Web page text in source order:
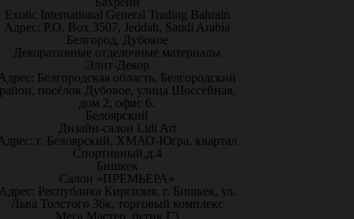
Exotic International General Trading Bahrain
Адрес: P.O. Box 3507, Jeddah, Saudi Arabia
Белгород, Дубовое
Декоративные отделочные материалы
Элит-Декор
Белгородская область, Белгородский
посёлок Дубовое, улица Шоссейная,
дом 2, офис 6.
Белоярский
Дизайн-салон Lidi Art
г. Белоярский, ХМАО-Югра, квартал
Спортивный,д.4
Бишкек
Салон «ПРЕМЬЕРА»
Республика Киргизия, г. Бишкек, ул.
Льва Толстого 36к, торговый комплекс
Мега Мастер, бутик Г3